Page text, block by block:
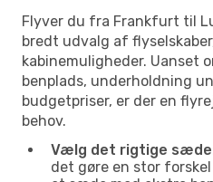
Flyver du fra Frankfurt til
bredt udvalg af
kabinemuligheder. Uanset
benplads, underholdning
budgetpriser, er der en
behov.
Vælg det rigtige
det gøre en stor